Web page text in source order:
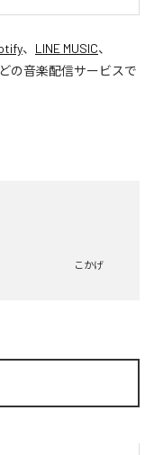
、 LINE MUSIC、
の音楽配信サービスで
こかげ